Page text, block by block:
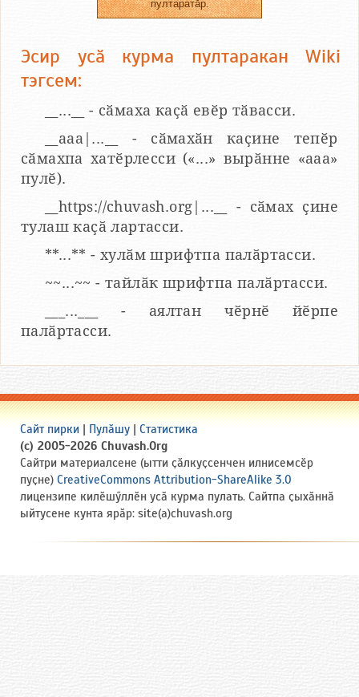
пултаратӑр.
Эсир усӑ курма пултаракан Wiki
тэгсем:
__...__ - сӑмаха каҫӑ евӗр тӑвасси.
__aaa|...__ - сӑмахӑн каҫине тепӗр
сӑмахпа хатӗрлесси («...» вырӑнне «ааа»
пулӗ).
__https://chuvash.org|...__ - сӑмах ҫине
тулаш каҫӑ лартасси.
**...** - хулӑм шрифтпа палӑртасси.
~~...~~ - тайлӑк шрифтпа палӑртасси.
___...___ - аялтан чӗрнӗ йӗрпе
палӑртасси.
Сайт пирки | Пулӑшу | Статистика
(c) 2005-2026 Chuvash.Org
Сайтри материалсене (ытти ҫӑлкуҫсенчен илнисемсӗр
пуҫне) CreativeCommons Attribution-ShareAlike 3.0
лицензипе килӗшӳллӗн усӑ курма пулать. Сайтпа ҫыхӑннӑ
ыйтусене кунта ярӑр: site(a)chuvash.org